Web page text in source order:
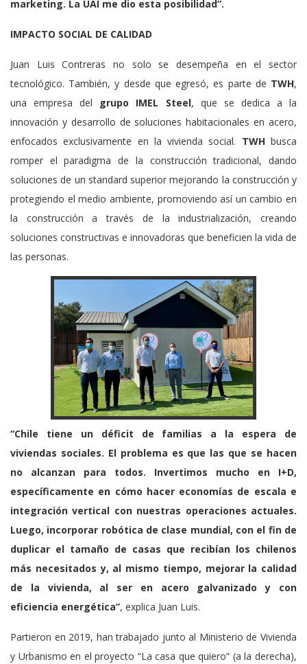
marketing. La UAI me dio esta posibilidad”.
IMPACTO SOCIAL DE CALIDAD
Juan Luis Contreras no solo se desempeña en el sector
tecnológico. También, y desde que egresó, es parte de TWH,
una empresa del grupo IMEL Steel, que se dedica a la
innovación y desarrollo de soluciones habitacionales en acero,
enfocados exclusivamente en la vivienda social.​ TWHbusca
romper el paradigma de la construcción tradicional, dando
soluciones de un standard superior mejorando la construcción y
protegiendo el medio ambiente, promoviendo así un cambio en
la construcción a través de la industrialización, creando
soluciones constructivas e innovadoras que beneficien la vida de
las personas.
“Chile tiene un déficit de familias a la espera de
viviendas sociales. El problema es que las que se hacen
no alcanzan para todos. Invertimos mucho en I+D,
específicamente en cómo hacer economías de escala e
integración vertical con nuestras operaciones actuales.
Luego, incorporar robótica de clase mundial, con el fin de
duplicar el tamaño de casas que recibían los chilenos
más necesitados y, al mismo tiempo, mejorar la calidad
de la vivienda, al ser en acero galvanizado y con
eficiencia energética”, explica Juan Luis.
Partieron en 2019, han trabajado junto al Ministerio de Vivienda
y Urbanismo en el proyecto “La casa que quiero” (a la derecha),